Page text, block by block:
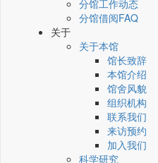
分馆工作动态
分馆借阅FAQ
关于
关于本馆
馆长致辞
本馆介绍
馆舍风貌
组织机构
联系我们
来访预约
加入我们
科学研究